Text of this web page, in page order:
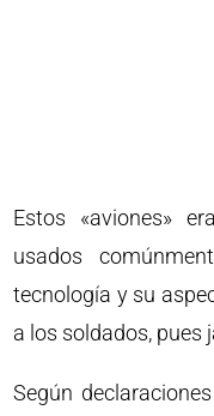
Estos «aviones»
usados
tecnología y su
a los soldados, pues
Según